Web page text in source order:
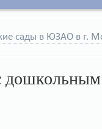
сады в ЮЗАО в г.